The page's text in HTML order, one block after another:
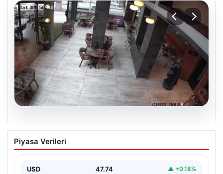
Garson robot kendini merdivenlerden
attı. Çalışma stresi yaşayan robota 3
Piyasa Verileri
USD 47.74 ▲ +0.18%